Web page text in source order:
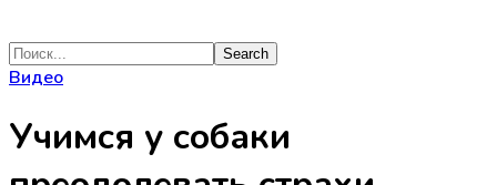
Видео
Учимся у собаки